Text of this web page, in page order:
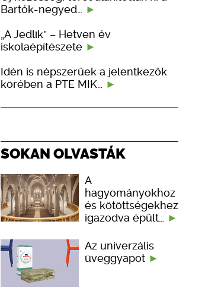
Bartók-negyed…
„A Jedlik” – Hetven év
iskolaépítészete
Idén is népszerűek a jelentkezők
körében a PTE MIK…
SOKAN OLVASTÁK
A
hagyományokhoz
és kötöttségekhez
igazodva épült…
Az univerzális
üveggyapot